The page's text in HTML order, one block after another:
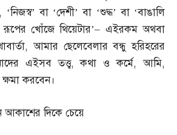
, ‘নিজস্ব’ বা ‘দেশী’ বা ‘শুদ্ধ’ বা ‘বাঙালি
রূপের খোঁজে থিয়েটার’– এইরকম অথবা
,আমার ছেলেবেলার বন্ধু হরিহরের
এইসব তত্ত্ব,কথা ও কর্মে,আমি,
করবেন।
দিকে চেয়ে